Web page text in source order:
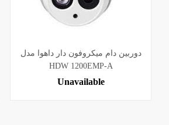
دوربین دام میکروفون دار داهوا مدل
HDW 1200EMP-A
Unavailable